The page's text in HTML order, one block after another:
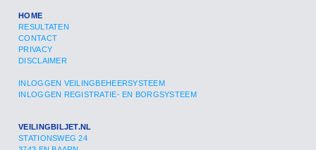
HOME
RESULTATEN
CONTACT
PRIVACY
DISCLAIMER
INLOGGEN VEILINGBEHEERSYSTEEM
INLOGGEN REGISTRATIE- EN BORGSYSTEEM
VEILINGBILJET.NL
STATIONSWEG 24